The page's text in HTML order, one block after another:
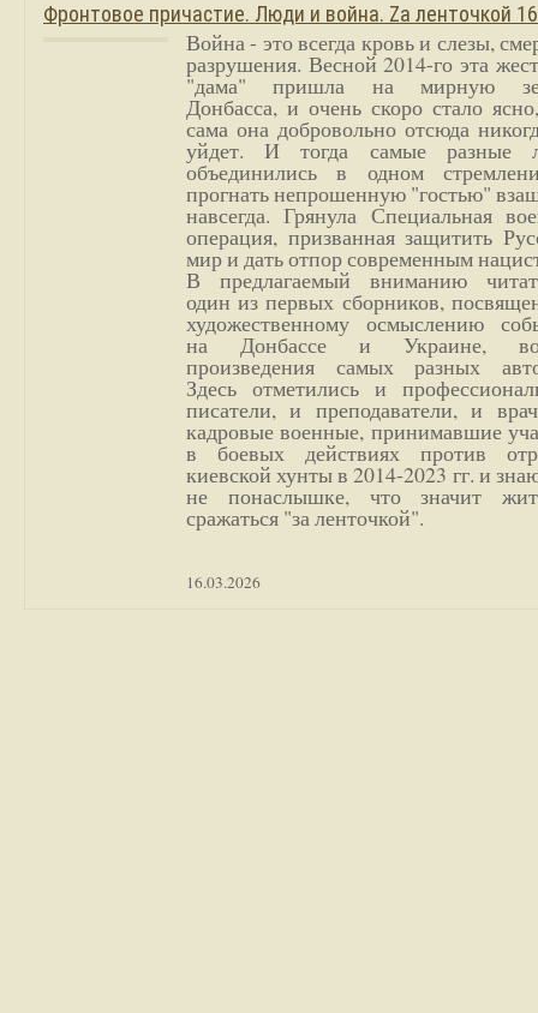
Фронтовое причастие. Люди и война. Zа ленточкой
Война - это всегда кровь и слезы,
разрушения. Весной 2014-го эта
"дама" пришла на мирную
Донбасса, и очень скоро стало
сама она добровольно отсюда
уйдет. И тогда самые разные
объединились в одном
прогнать непрошенную "гостью"
навсегда. Грянула Специальная
операция, призванная защитить
мир и дать отпор современным
В предлагаемый вниманию
один из первых сборников,
художественному осмыслению
на Донбассе и Украине,
произведения самых разных
Здесь отметились и
писатели, и преподаватели, и
кадровые военные, принимавшие
в боевых действиях против
киевской хунты в 2014-2023 гг. и
не понаслышке, что значит
сражаться "за ленточкой".
16.03.2026